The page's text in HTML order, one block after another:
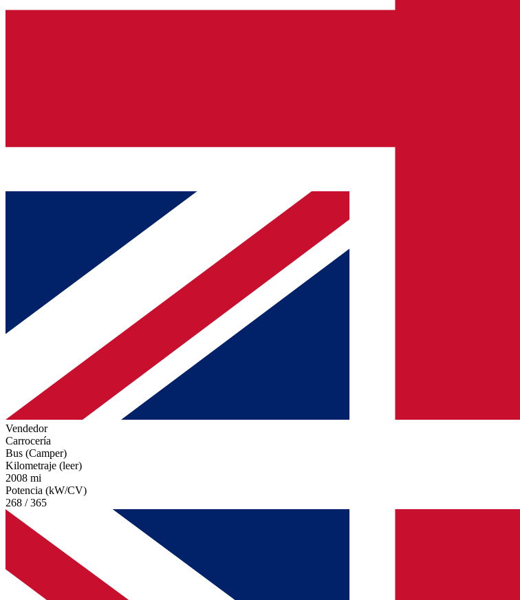
Vendedor
Carrocería
Bus (Camper)
Kilometraje (leer)
2008 mi
Potencia (kW/CV)
268 / 365